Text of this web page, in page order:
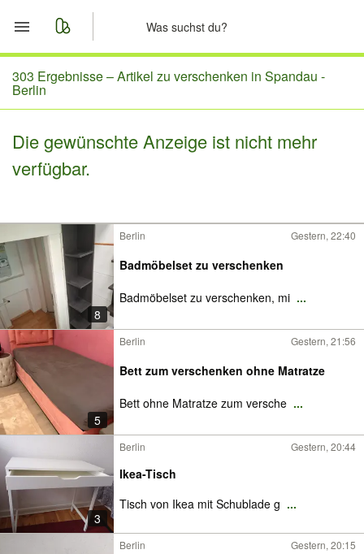
Start
Merkliste
Nachrichten
303 Ergebnisse –Artikel zu verschenken in Spandau -
Berlin
Die gewünschte Anzeige ist nicht mehr
verfügbar.
8
Berlin Gestern, 22:40
Badmöbelset zu verschenken
Badmöbelset zu verschenken, mi ...
5
Berlin Gestern, 21:56
Bett zum verschenken ohne Matratze
Bett ohne Matratze zum versche ...
3
Berlin Gestern, 20:44
Ikea-Tisch
Tisch von Ikea mit Schublade g ...
Berlin Gestern, 20:15